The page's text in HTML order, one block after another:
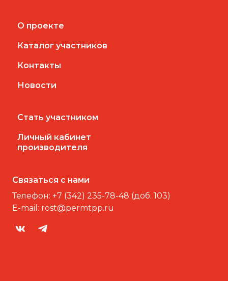
О проекте
Каталог участников
Контакты
Новости
Стать участником
Личный кабинет
производителя
Связаться с нами
Телефон: +7 (342) 235-78-48 (доб. 103)
E-mail: rost@permtpp.ru